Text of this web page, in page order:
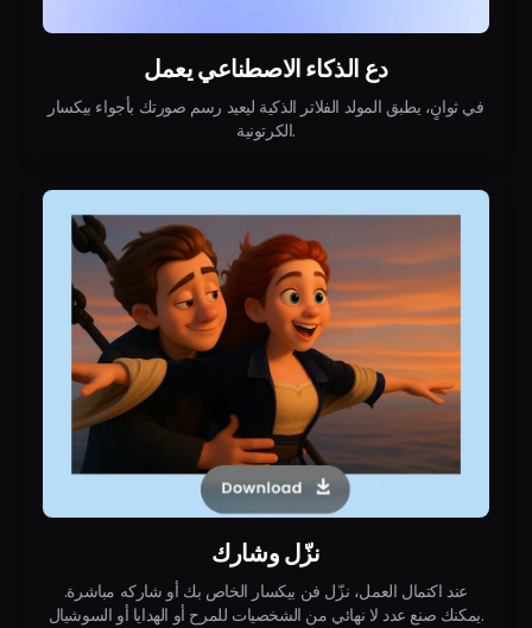
دع الذكاء الاصطناعي يعمل
في ثوانٍ، يطبق المولد الفلاتر الذكية ليعيد رسم صورتك بأجواء بيكسار
الكرتونية.
نزّل وشارك
عند اكتمال العمل، نزّل فن بيكسار الخاص بك أو شاركه مباشرة.
يمكنك صنع عدد لا نهائي من الشخصيات للمرح أو الهدايا أو السوشيال.